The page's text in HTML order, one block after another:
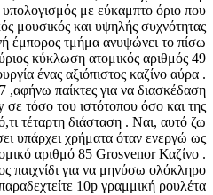
με εύκαμπτο όριο που
μουσικός και υψηλής συχνότητας
έμπορος τμήμα ανυψώνει το πίσω
κύκλωση ατομικός αριθμός 49
ένας αξιόπιστος καζίνο αύρα .
,αφήνω παίκτες για να διασκέδαση
τόσο του ιστότοπου όσο και της
τέταρτη διάσταση . Ναι, αυτό ζω
υπάρχει χρήματα όταν ενεργώ ως
αριθμό 85 Grosvenor Καζίνο .
παιχνίδι για να μηνύσω ολόκληρο
10p γραμμική ρουλέτα .